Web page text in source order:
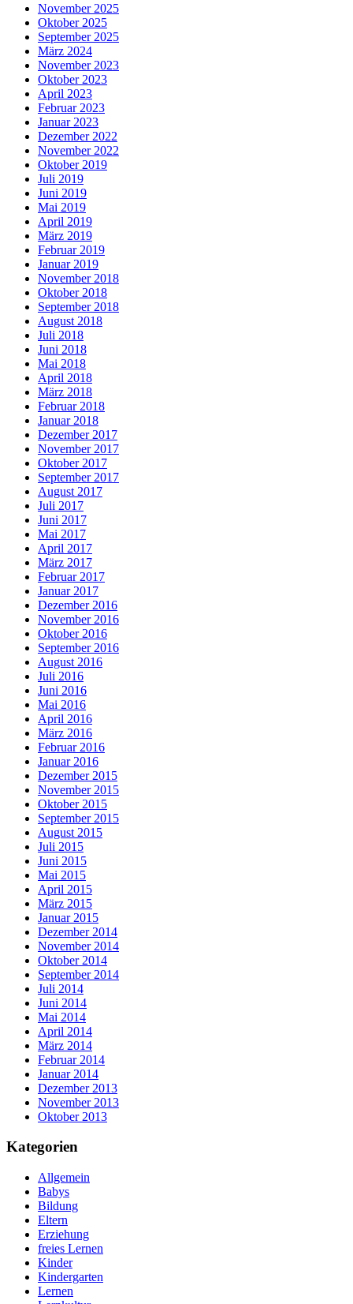
November 2025
Oktober 2025
September 2025
März 2024
November 2023
Oktober 2023
April 2023
Februar 2023
Januar 2023
Dezember 2022
November 2022
Oktober 2019
Juli 2019
Juni 2019
Mai 2019
April 2019
März 2019
Februar 2019
Januar 2019
November 2018
Oktober 2018
September 2018
August 2018
Juli 2018
Juni 2018
Mai 2018
April 2018
März 2018
Februar 2018
Januar 2018
Dezember 2017
November 2017
Oktober 2017
September 2017
August 2017
Juli 2017
Juni 2017
Mai 2017
April 2017
März 2017
Februar 2017
Januar 2017
Dezember 2016
November 2016
Oktober 2016
September 2016
August 2016
Juli 2016
Juni 2016
Mai 2016
April 2016
März 2016
Februar 2016
Januar 2016
Dezember 2015
November 2015
Oktober 2015
September 2015
August 2015
Juli 2015
Juni 2015
Mai 2015
April 2015
März 2015
Januar 2015
Dezember 2014
November 2014
Oktober 2014
September 2014
Juli 2014
Juni 2014
Mai 2014
April 2014
März 2014
Februar 2014
Januar 2014
Dezember 2013
November 2013
Oktober 2013
Kategorien
Allgemein
Babys
Bildung
Eltern
Erziehung
freies Lernen
Kinder
Kindergarten
Lernen